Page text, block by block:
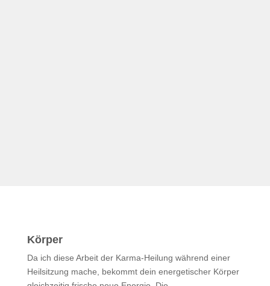
Körper
Da ich diese Arbeit der Karma-Heilung während einer
Heilsitzung mache, bekommt dein energetischer Körper